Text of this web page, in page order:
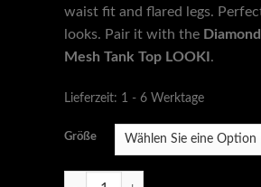
waist fit and flared legs.
looks. Pair it with the
Mesh Tank Top LOOKI .
Lieferzeit: 1 - 6 Werktage
Größe
Mesh Flare Hose RAVA Menge